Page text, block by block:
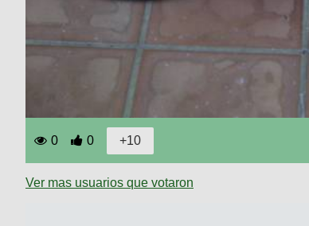
0 0
Ver mas usuarios que votaron